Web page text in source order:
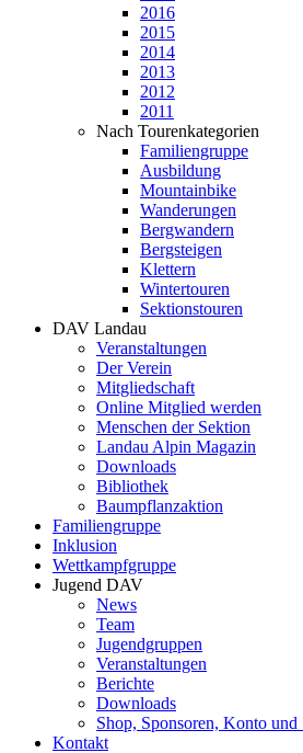
2016
2015
2014
2013
2012
2011
Nach Tourenkategorien
Familiengruppe
Ausbildung
Mountainbike
Wanderungen
Bergwandern
Bergsteigen
Klettern
Wintertouren
Sektionstouren
DAV Landau
Veranstaltungen
Der Verein
Mitgliedschaft
Online Mitglied werden
Menschen der Sektion
Landau Alpin Magazin
Downloads
Bibliothek
Baumpflanzaktion
Familiengruppe
Inklusion
Wettkampfgruppe
Jugend DAV
News
Team
Jugendgruppen
Veranstaltungen
Berichte
Downloads
Shop, Sponsoren, Konto und
Kontakt